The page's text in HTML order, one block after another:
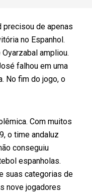
precisou de apenas
no Espanhol.
ampliou.
falhou em uma
No fim do jogo, o
Com muitos
o time andaluz
conseguiu
espanholas.
suas categorias de
nove jogadores